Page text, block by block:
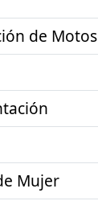
de Motos
Mujer